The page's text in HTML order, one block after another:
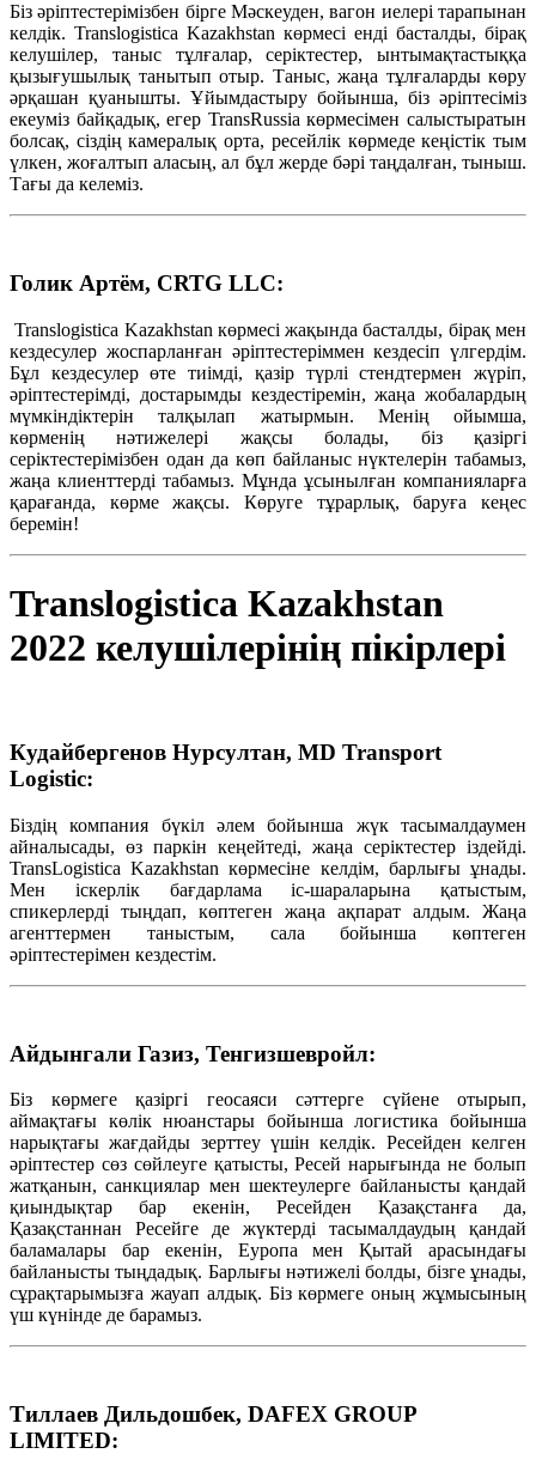
Біз әріптестерімізбен бірге Мәскеуден, вагон иелері тарапынан
келдік. Translogistica Kazakhstan көрмесі енді басталды, бірақ
келушілер, таныс тұлғалар, серіктестер, ынтымақтастыққа
қызығушылық танытып отыр. Таныс, жаңа тұлғаларды көру
әрқашан қуанышты. Ұйымдастыру бойынша, біз әріптесіміз
екеуміз байқадық, егер TransRussia көрмесімен салыстыратын
болсақ, сіздің камералық орта, ресейлік көрмеде кеңістік тым
үлкен, жоғалтып аласың, ал бұл жерде бәрі таңдалған, тыныш.
Тағы да келеміз.
Голик Артём, CRTG LLC:
Translogistica Kazakhstan көрмесі жақында басталды, бірақ мен
кездесулер жоспарланған әріптестеріммен кездесіп үлгердім.
Бұл кездесулер өте тиімді, қазір түрлі стендтермен жүріп,
әріптестерімді, достарымды кездестіремін, жаңа жобалардың
мүмкіндіктерін талқылап жатырмын. Менің ойымша,
көрменің нәтижелері жақсы болады, біз қазіргі
серіктестерімізбен одан да көп байланыс нүктелерін табамыз,
жаңа клиенттерді табамыз. Мұнда ұсынылған компанияларға
қарағанда, көрме жақсы. Көруге тұрарлық, баруға кеңес
беремін!
Translogistica Kazakhstan
2022 келушілерінің пікірлері
Кудайбергенов Нурсултан, MD Transport
Logistic:
Біздің компания бүкіл әлем бойынша жүк тасымалдаумен
айналысады, өз паркін кеңейтеді, жаңа серіктестер іздейді.
TransLogistica Kazakhstan көрмесіне келдім, барлығы ұнады.
Мен іскерлік бағдарлама іс-шараларына қатыстым,
спикерлерді тыңдап, көптеген жаңа ақпарат алдым. Жаңа
агенттермен таныстым, сала бойынша көптеген
әріптестерімен кездестім.
Айдынгали Газиз, Тенгизшевройл:
Біз көрмеге қазіргі геосаяси сәттерге сүйене отырып,
аймақтағы көлік нюанстары бойынша логистика бойынша
нарықтағы жағдайды зерттеу үшін келдік. Ресейден келген
әріптестер сөз сөйлеуге қатысты, Ресей нарығында не болып
жатқанын, санкциялар мен шектеулерге байланысты қандай
қиындықтар бар екенін, Ресейден Қазақстанға да,
Қазақстаннан Ресейге де жүктерді тасымалдаудың қандай
баламалары бар екенін, Еуропа мен Қытай арасындағы
байланысты тыңдадық. Барлығы нәтижелі болды, бізге ұнады,
сұрақтарымызға жауап алдық. Біз көрмеге оның жұмысының
үш күнінде де барамыз.
Тиллаев Дильдошбек, DAFEX GROUP
LIMITED: